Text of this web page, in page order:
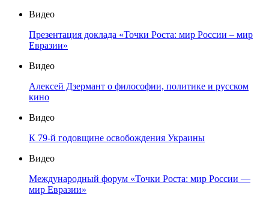
Видео
Презентация доклада «Точки Роста: мир России – мир
Евразии»
Видео
Алексей Дзермант о философии, политике и русском
кино
Видео
К 79-й годовщине освобождения Украины
Видео
Международный форум «Точки Роста: мир России —
мир Евразии»